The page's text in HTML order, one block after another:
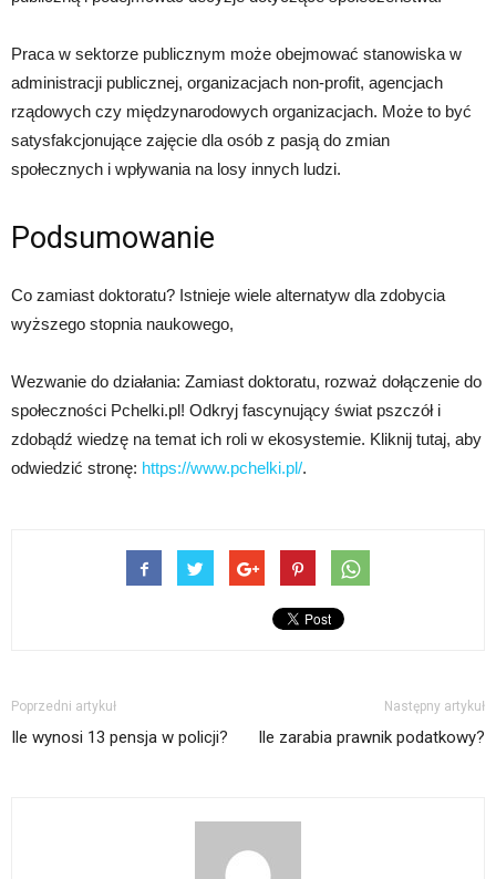
Praca w sektorze publicznym może obejmować stanowiska w
administracji publicznej, organizacjach non-profit, agencjach
rządowych czy międzynarodowych organizacjach. Może to być
satysfakcjonujące zajęcie dla osób z pasją do zmian
społecznych i wpływania na losy innych ludzi.
Podsumowanie
Co zamiast doktoratu? Istnieje wiele alternatyw dla zdobycia
wyższego stopnia naukowego,
Wezwanie do działania: Zamiast doktoratu, rozważ dołączenie do
społeczności Pchelki.pl! Odkryj fascynujący świat pszczół i
zdobądź wiedzę na temat ich roli w ekosystemie. Kliknij tutaj, aby
odwiedzić stronę: https://www.pchelki.pl/.
Poprzedni artykuł
Ile wynosi 13 pensja w policji?
Następny artykuł
Ile zarabia prawnik podatkowy?